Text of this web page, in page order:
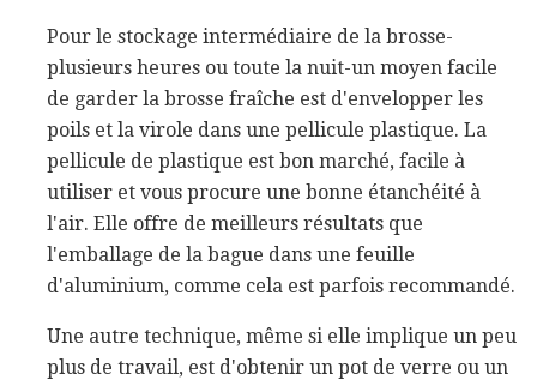
Pour le stockage intermédiaire de la brosse-
plusieurs heures ou toute la nuit-un moyen facile
de garder la brosse fraîche est d'envelopper les
poils et la virole dans une pellicule plastique. La
pellicule de plastique est bon marché, facile à
utiliser et vous procure une bonne étanchéité à
l'air. Elle offre de meilleurs résultats que
l'emballage de la bague dans une feuille
d'aluminium, comme cela est parfois recommandé.
Une autre technique, même si elle implique un peu
plus de travail, est d'obtenir un pot de verre ou un